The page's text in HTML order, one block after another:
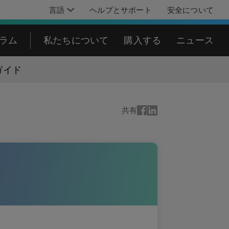
言語 ヘルプとサポート 安全について
ム 私たちについて 購入する ニュース
ド
共有